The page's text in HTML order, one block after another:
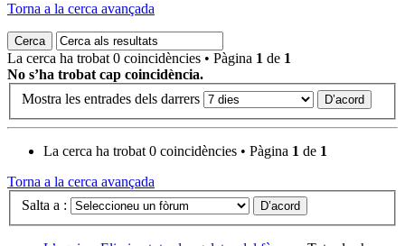
Torna a la cerca avançada
La cerca ha trobat 0 coincidències • Pàgina 1 de 1
No s’ha trobat cap coincidència.
Mostra les entrades dels darrers
La cerca ha trobat 0 coincidències • Pàgina 1 de 1
Torna a la cerca avançada
Salta a :